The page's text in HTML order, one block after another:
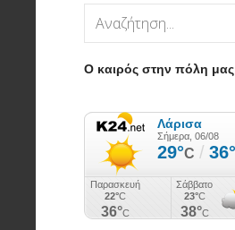
Ο καιρός στην πόλη μας